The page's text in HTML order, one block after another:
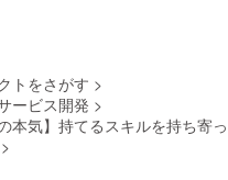
トをさがす >
ービス開発 >
本気】持てるスキルを持ち寄
>